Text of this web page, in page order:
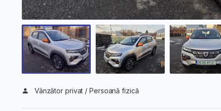
Vânzător privat / Persoană fizică